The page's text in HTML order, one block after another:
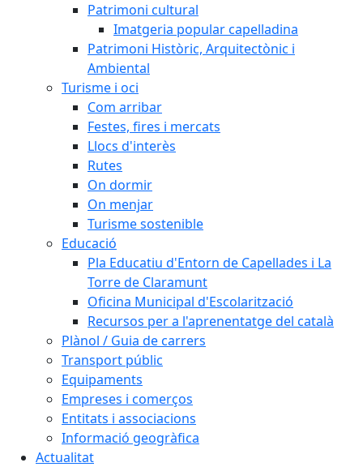
Patrimoni cultural
Imatgeria popular capelladina
Patrimoni Històric, Arquitectònic i
Ambiental
Turisme i oci
Com arribar
Festes, fires i mercats
Llocs d'interès
Rutes
On dormir
On menjar
Turisme sostenible
Educació
Pla Educatiu d'Entorn de Capellades i La
Torre de Claramunt
Oficina Municipal d'Escolarització
Recursos per a l'aprenentatge del català
Plànol / Guia de carrers
Transport públic
Equipaments
Empreses i comerços
Entitats i associacions
Informació geogràfica
Actualitat